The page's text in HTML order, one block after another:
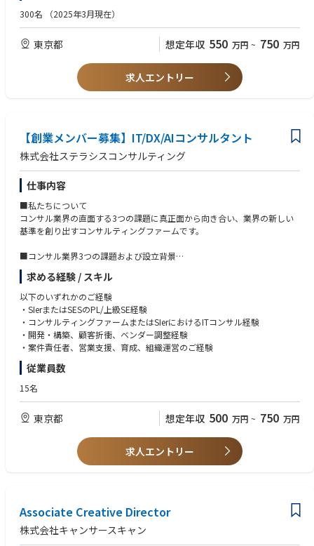
②営業メンバーとして入社 → 営業サブリーダー → 健診事業部
（サービス企画部門） （入社3年目・30代男性）
▼業務で使用する社内ツール
- 社内用チャット：slack
- 見積書、請求書作成：MFクラウド請求書
- 名刺管理：Sansan
- 社員の多くは30代で、とても落ち着いた雰囲気で仕事ができます。
- 働く場所や時間の自由度が高く、責任感と自主性が両立できます。
- 必要だと思う業務に、手を挙げた人が実行する環境です。
- 売ることだけが目的ではなく、どう事業を作っていくのか、どう売って
ご参考）https://note.com/fukuyoshi_jun/n/nf600ba95d501
- 営業個々が競い高め合うカルチャーではなく、チームとして目標を追い
新規開拓営業（ソリューションセールスとして、当社のあらゆるサービス
を、まだ導入いただいていない自治体様に提案に伺います）
（営業対象）
・全国の市区町村
（営業スタイル）
訪問ピーク時期：8月～10月 ※営業時期としては5月~11月
営業時期に入る前は契約業務や営業活動に向けた準備、営業時期終了後
は電話によるフォローアップ（必要な場合は訪問）
（提案する商材）
- 国民健康保険領域・後期高齢者領域それぞれの健診の受診率向上事業サ
ービス
- 国民健康保険領域における生活習慣病の重症化リスクが高い方へ早期治
療を促すサービス
- 生活習慣病の発症・重症化予防に加え、寝たきりや介護に対する予防も
必要な後期高齢者向けに治療や検診の受診を促すサービス
- そのほか自治体が保健事業領域で抱える課題に対してのソリューション
【ポジションの魅力】
■社会的インパクトのある事業への貢献
「人と社会を健康に」というミッションのもとヘルスケアのために何とか
したいという想い持った仲間たちが集まり、社会課題に直接的にアプロー
チすることができます。
■商談・セールスに集中できる環境
既存案件の運用や既存顧客対応、アポイント取得については分業体制を
引いており、商談の質を追求できる体制があります。
ンタープライズ営業と類似した経験を通し、営業力のスキルアップが出来
ます。
・営業組織のマネジメントへのチャレンジや営業力を起点とした新事業
の推進担当や事業責任者などのキャリアを目指すことができます。
・複数のステークホルダーが関わるプロジェクトのマネジメントのご経験
・マネジメント経験
・人と社会を健康にするというミッションに共感いただける方
・仕事を通じて社会を良くしたい/貢献したいという熱い想いを持ってい
300名 （2025年3月現在）
東京都 想定年収 550 万円 ~ 750 万円
求人エントリー
【創業メンバー募集】IT/DX/AIコンサルタント
株式会社ステラシスコンサルティング
仕事内容
■私たちについて
コンサル業界の直面する3つの課題に真正面から向き合い、業界の新しい
基準を創り出すコンサルティングファームです。
■コンサル業界3つの課題および設立背景
１）コンサル業界の品質低下
• コンサル人材の急増により、現場を十分に理解しないまま、フレームワ
ークや一般論に依存した提案が増えている
• その結果、実行に落ちない“きれいなだけの資料”が量産され、顧客の成
果に繋がらないケースが少なくない状況となり、業界全体の信頼が低下し
ている
• AI時代における価値創出の変化「考えること」だけでは価値にならない
時代が来ている
• AIが提案を生み出せる今、本当に問われるのは“実現できるかどうか”で
• 私たちは、現場を動かし、成果を生み出すことで、AI時代のコンサルの
３）会社への帰属意識の希薄さ
本当の意味でのチームは生まれない
• 在籍中も退職後も続く「仲間としての関係」を築くことで、人と組織が
共に成長し続ける会社を目指す
求める経験 / スキル
以下のいずれかのご経験
・SIerまたはSESのPL/上級SE経験
・コンサルティングファームまたはSIerにおけるITコンサル経験
・開発・構築、顧客折衝、ベンダー調整経験
・案件責任者、営業支援、育成、組織運営のご経験
従業員数
15名
東京都 想定年収 500 万円 ~ 750 万円
求人エントリー
Associate Creative Director
株式会社キャンサースキャン